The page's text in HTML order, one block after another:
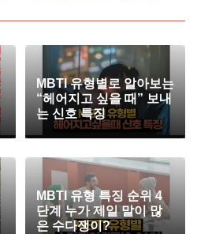
MBTI 유형별로 알아보는
“헤어지고 싶을 때” 보내
는 신호 특징
MBTI 유형 특징 순위 4
단계 누가 제일 말이 많
은 수다쟁이?